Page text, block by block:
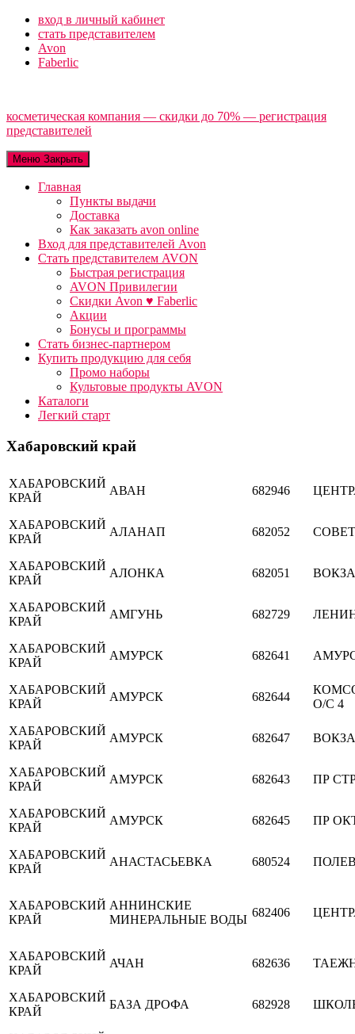
Перейти
содержимому
вход в личный кабинет
стать представителем
Avon
Faberlic
косметическая компания — скидки до 70% — регистрация
представителей
Меню Закрыть
Главная
Пункты выдачи
Доставка
Как заказать avon online
Вход для представителей Avon
Стать представителем AVON
Быстрая регистрация
AVON Привилегии
Скидки Avon ♥ Faberlic
Акции
Бонусы и программы
Стать бизнес-партнером
Купить продукцию для себя
Промо наборы
Культовые продукты AVON
Каталоги
Легкий старт
Хабаровский край
ХАБАРОВСКИЙ
КРАЙ
АВАН 682946
ХАБАРОВСКИЙ
КРАЙ
АЛАНАП 682052
ХАБАРОВСКИЙ
КРАЙ
АЛОНКА 682051
ХАБАРОВСКИЙ
КРАЙ
АМГУНЬ 682729
ХАБАРОВСКИЙ
КРАЙ
АМУРСК 682641
ХАБАРОВСКИЙ
КРАЙ
АМУРСК 682644
О/С 4
ХАБАРОВСКИЙ
КРАЙ
АМУРСК 682647
ХАБАРОВСКИЙ
КРАЙ
АМУРСК 682643 ПР
ХАБАРОВСКИЙ
КРАЙ
АМУРСК 682645 ПР
ХАБАРОВСКИЙ
КРАЙ
АНАСТАСЬЕВКА 680524
ХАБАРОВСКИЙ
КРАЙ
АННИНСКИЕ
МИНЕРАЛЬНЫЕ ВОДЫ
682406
ХАБАРОВСКИЙ
КРАЙ
АЧАН 682636
ХАБАРОВСКИЙ
КРАЙ
БАЗА ДРОФА 682928